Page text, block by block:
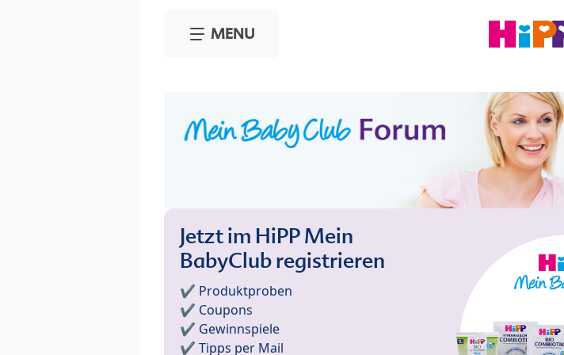
MENU
Jetzt im HiPP Mein
BabyClub registrieren
✔️ Produktproben
✔️ Coupons
✔️ Gewinnspiele
✔️ Tipps per Mail